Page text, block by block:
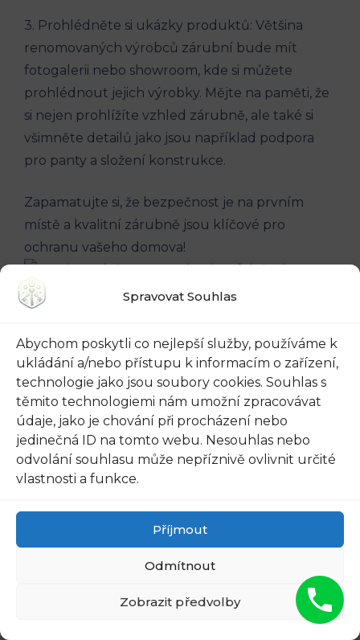
Spravovat Souhlas
Abychom poskytli co nejlepší služby, používáme k
ukládání a/nebo přístupu k informacím o zařízení,
technologie jako jsou soubory cookies. Souhlas s
těmito technologiemi nám umožní zpracovávat
údaje, jako je chování při procházení nebo
jedinečná ID na tomto webu. Nesouhlas nebo
odvolání souhlasu může nepříznivě ovlivnit určité
vlastnosti a funkce.
Příjmout
Odmítnout
Zobrazit předvolby
3. Prohlédněte si ukázky produktů: Většina
renomovaných výrobců zárubní bude mít
fotogalerii nebo showroom, kde si můžete
prohlédnout jejich výrobky. Mějte na paměti, že
si nejen prohlížíte vzhled zárubně, ale také si
všimněte detailů jako jsou například podpora
pro panty a složení konstrukce.
Zapamatujte si, že bezpečnost je na prvním
místě a kvalitní zárubně jsou klíčové pro
ochranu vašeho domova!
9. Užitečné tipy pro
správné a efektivní
využívání zárubně pro
bezpečnostní dveře
bezpečnostní dveře tou správnou volbou. Tyto
odborně navržené konstrukce představují
ideální zabezpečení pro vaši rodinu a majetek.
Pokud si nejste jisti, jak správně a efektivně